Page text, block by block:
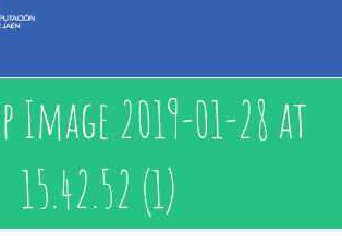
Image 2019-01-28 at
15.42.52 (1)